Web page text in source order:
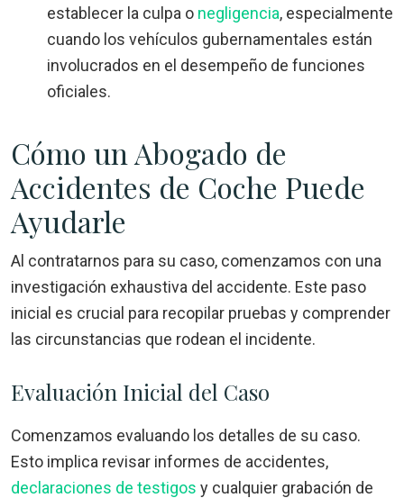
establecer la culpa o negligencia, especialmente
cuando los vehículos gubernamentales están
involucrados en el desempeño de funciones
oficiales.
Cómo un Abogado de
Accidentes de Coche Puede
Ayudarle
Al contratarnos para su caso, comenzamos con una
investigación exhaustiva del accidente. Este paso
inicial es crucial para recopilar pruebas y comprender
las circunstancias que rodean el incidente.
Evaluación Inicial del Caso
Comenzamos evaluando los detalles de su caso.
Esto implica revisar informes de accidentes,
declaraciones de testigos y cualquier grabación de